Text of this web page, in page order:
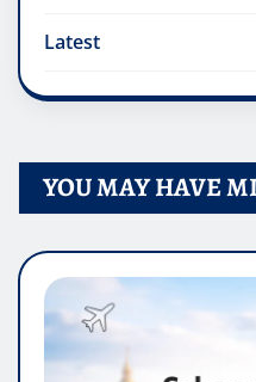
Latest
YOU MAY HAVE